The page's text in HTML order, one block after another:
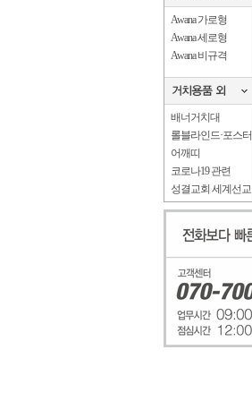
Awana 가로형
Awana 세로형
Awana 비규격
배너거치대
롤블라인드·포스터
어깨띠
코로나19 관련
성결교회 세계선교